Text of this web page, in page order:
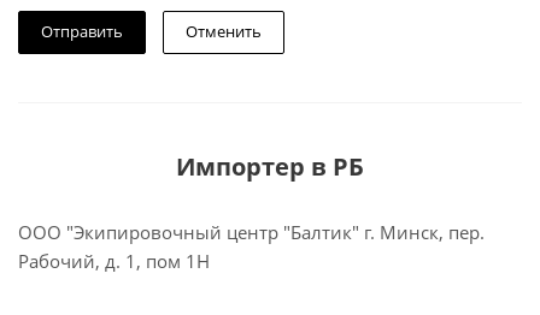
Отменить
Импортер в РБ
ООО "Экипировочный центр "Балтик" г. Минск, пер.
Рабочий, д. 1, пом 1Н